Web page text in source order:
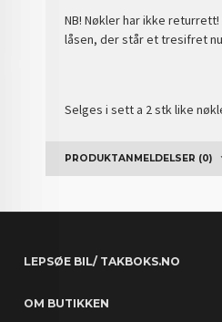
NB! Nøkler har ikke
låsen, der står et tresifret
Selges i sett a 2 stk like
PRODUKTANMELDELSER (0)
LEPSØE BIL/ TAKBOKS.NO
OM BUTIKKEN